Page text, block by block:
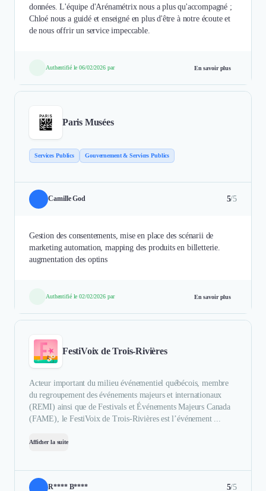
données. L'équipe d'Arénamétrix nous a plus qu'accompagné ;
Chloé nous a guidé et enseigné en plus d'être à notre écoute et
de nous offrir un service impeccable.
Authentifié le 06/02/2026 par En savoir plus
Paris Musées
Services Publics Gouvernement & Services Publics
Camille God 5/5
Gestion des consentements, mise en place des scénarii de
marketing automation, mapping des produits en billetterie.
augmentation des optins
Authentifié le 02/02/2026 par En savoir plus
FestiVoix de Trois-Rivières
Acteur important du milieu événementiel québécois, membre
du regroupement des événements majeurs et internationaux
(REMI) ainsi que de Festivals et Événements Majeurs Canada
(FAME), le FestiVoix de Trois-Rivières est l’événement ...
Afficher la suite
R**** B**** 5/5